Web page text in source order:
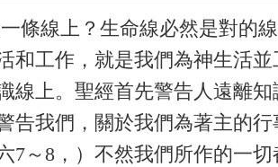
條線上？生命線必然是對的
和工作，就是我們為神生活
線上。聖經首先警告人遠離
告我們，關於我們為著主的
7～8，）不然我們所作的一